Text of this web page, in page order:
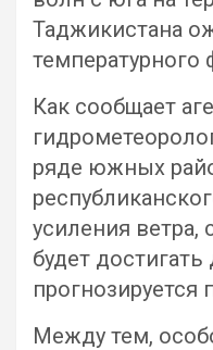
Таджикистана
температурного
Как сообщает
ряде южных
усиления ветра,
будет
прогнозируется
Между тем,